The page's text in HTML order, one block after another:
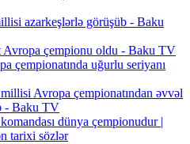
azarkeşlərlə görüşüb - Baku
çempionu oldu - Baku TV
çempionatında uğurlu seriyanı
Avropa çempionatından əvvəl
- Baku TV
dünya çempionudur |
tarixi sözlər